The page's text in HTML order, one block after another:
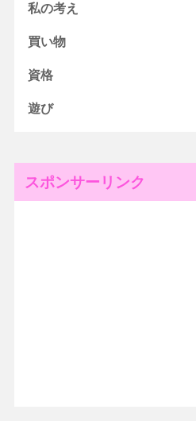
私の考え
買い物
資格
遊び
スポンサーリンク